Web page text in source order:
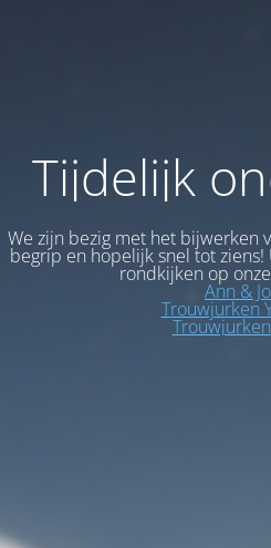
Tijdelijk
We zijn bezig met het bijwerken
begrip en hopelijk snel tot ziens!
rondkijken op
Ann &
Trouwjurken